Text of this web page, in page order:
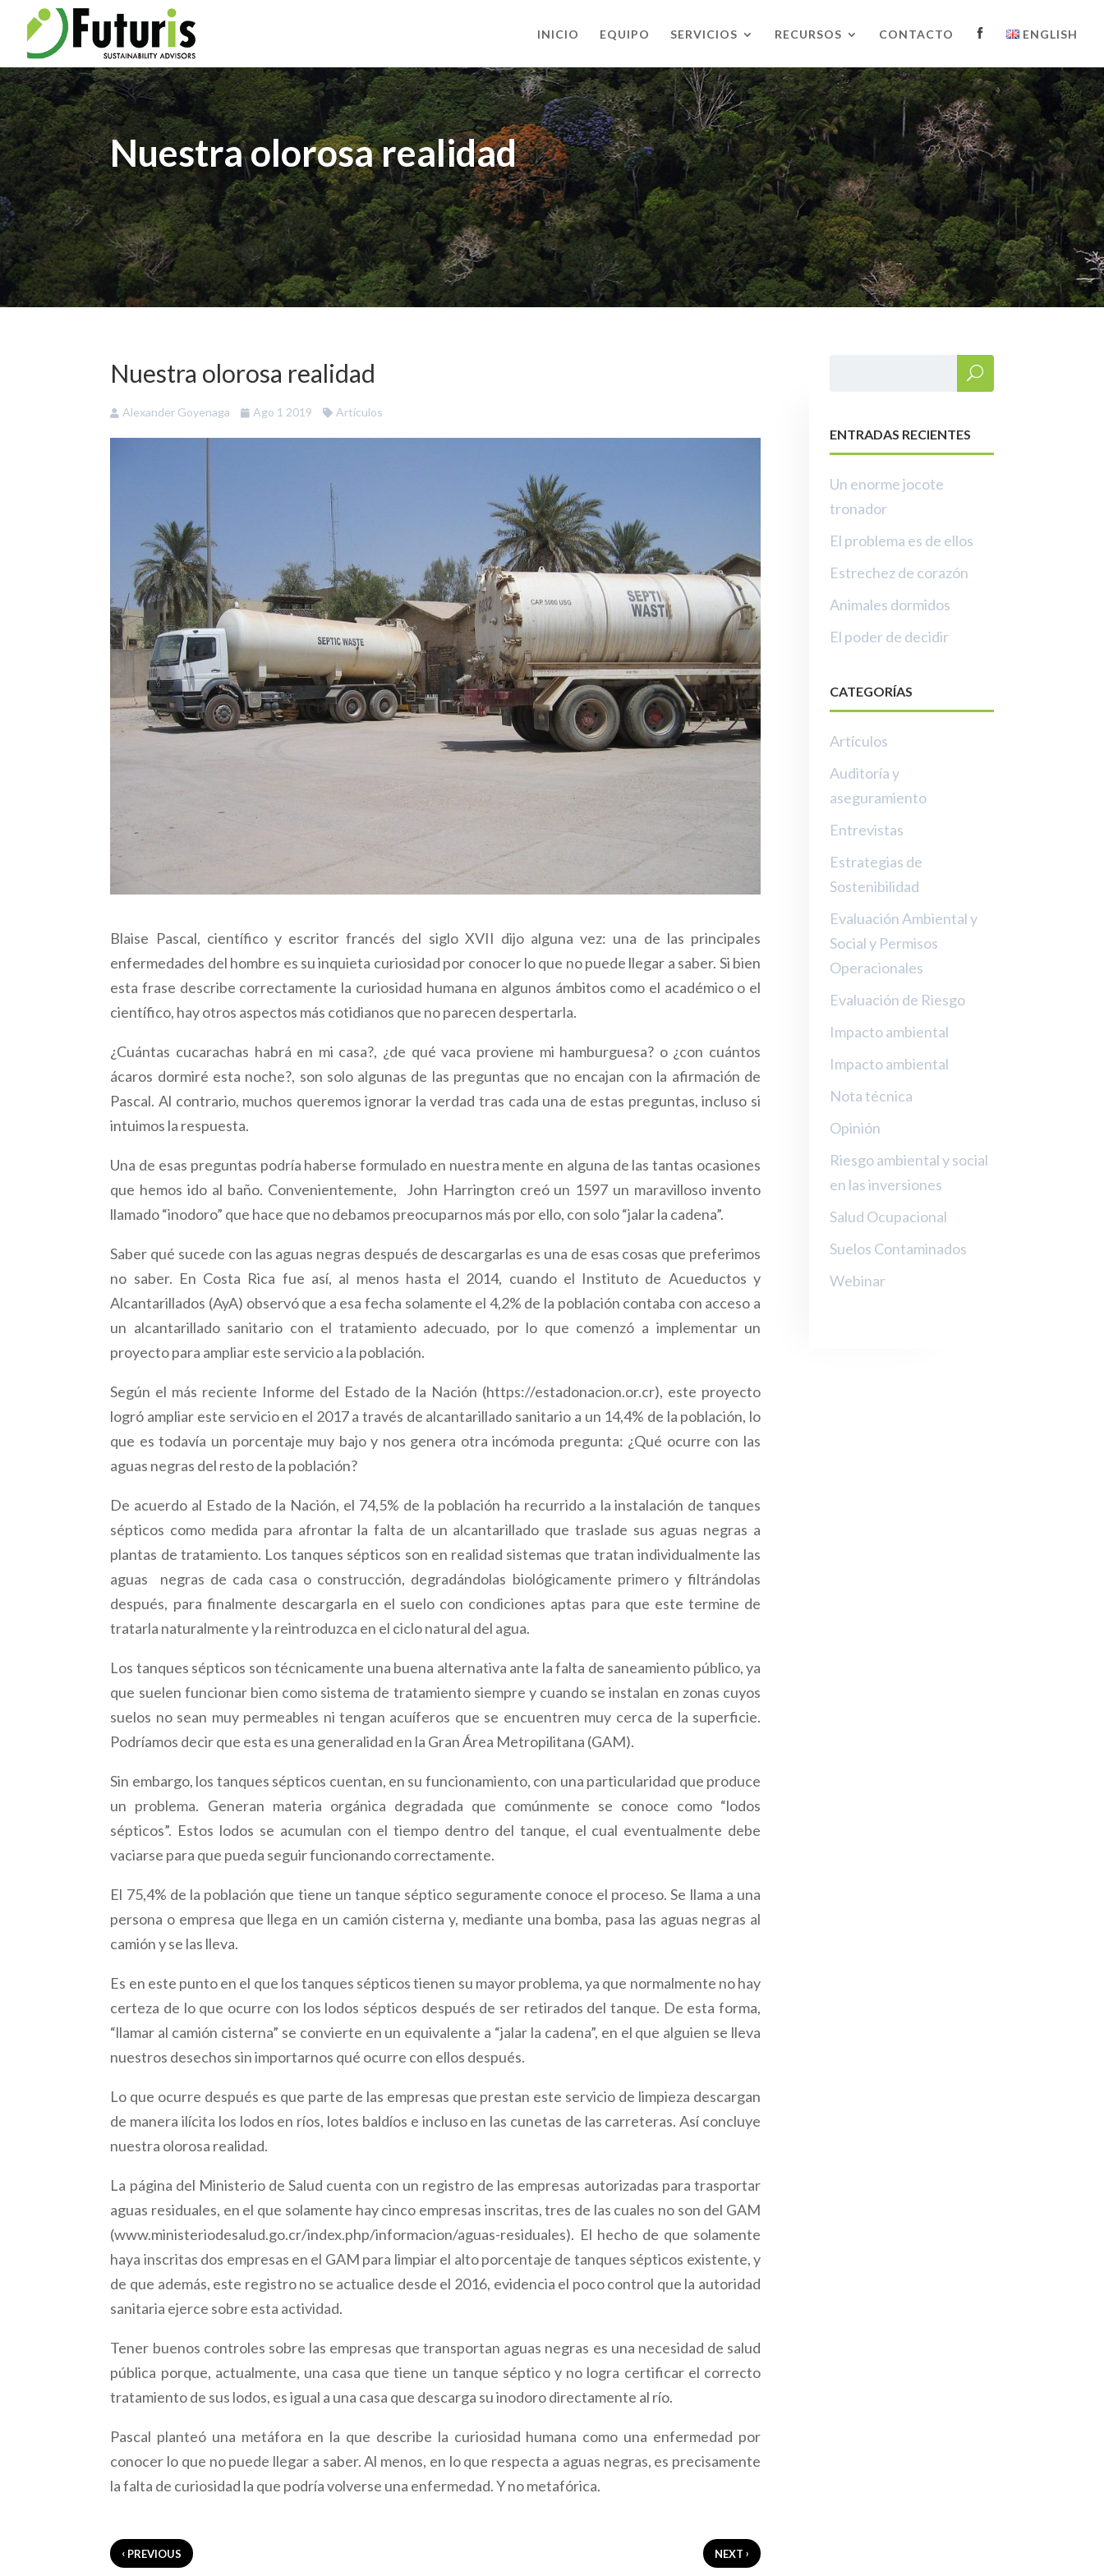
INICIO EQUIPO SERVICIOS RECURSOS CONTACTO ENGLISH
Nuestra olorosa realidad
Nuestra olorosa realidad
Alexander Goyenaga Ago 1 2019 Artículos
Blaise Pascal, científico y escritor francés del siglo XVII dijo alguna vez: una de las principales
enfermedades del hombre es su inquieta curiosidad por conocer lo que no puede llegar a saber. Si bien
esta frase describe correctamente la curiosidad humana en algunos ámbitos como el académico o el
científico, hay otros aspectos más cotidianos que no parecen despertarla.
¿Cuántas cucarachas habrá en mi casa?, ¿de qué vaca proviene mi hamburguesa? o ¿con cuántos
ácaros dormiré esta noche?, son solo algunas de las preguntas que no encajan con la afirmación de
Pascal. Al contrario, muchos queremos ignorar la verdad tras cada una de estas preguntas, incluso si
intuimos la respuesta.
Una de esas preguntas podría haberse formulado en nuestra mente en alguna de las tantas ocasiones
que hemos ido al baño. Convenientemente, John Harrington creó un 1597 un maravilloso invento
llamado “inodoro” que hace que no debamos preocuparnos más por ello, con solo “jalar la cadena”.
Saber qué sucede con las aguas negras después de descargarlas es una de esas cosas que preferimos
no saber. En Costa Rica fue así, al menos hasta el 2014, cuando el Instituto de Acueductos y
Alcantarillados (AyA) observó que a esa fecha solamente el 4,2% de la población contaba con acceso a
un alcantarillado sanitario con el tratamiento adecuado, por lo que comenzó a implementar un
proyecto para ampliar este servicio a la población.
Según el más reciente Informe del Estado de la Nación (https://estadonacion.or.cr), este proyecto
logró ampliar este servicio en el 2017 a través de alcantarillado sanitario a un 14,4% de la población, lo
que es todavía un porcentaje muy bajo y nos genera otra incómoda pregunta: ¿Qué ocurre con las
aguas negras del resto de la población?
De acuerdo al Estado de la Nación, el 74,5% de la población ha recurrido a la instalación de tanques
sépticos como medida para afrontar la falta de un alcantarillado que traslade sus aguas negras a
plantas de tratamiento. Los tanques sépticos son en realidad sistemas que tratan individualmente las
aguas negras de cada casa o construcción, degradándolas biológicamente primero y filtrándolas
después, para finalmente descargarla en el suelo con condiciones aptas para que este termine de
tratarla naturalmente y la reintroduzca en el ciclo natural del agua.
Los tanques sépticos son técnicamente una buena alternativa ante la falta de saneamiento público, ya
que suelen funcionar bien como sistema de tratamiento siempre y cuando se instalan en zonas cuyos
suelos no sean muy permeables ni tengan acuíferos que se encuentren muy cerca de la superficie.
Podríamos decir que esta es una generalidad en la Gran Área Metropilitana (GAM).
Sin embargo, los tanques sépticos cuentan, en su funcionamiento, con una particularidad que produce
un problema. Generan materia orgánica degradada que comúnmente se conoce como “lodos
sépticos”. Estos lodos se acumulan con el tiempo dentro del tanque, el cual eventualmente debe
vaciarse para que pueda seguir funcionando correctamente.
El 75,4% de la población que tiene un tanque séptico seguramente conoce el proceso. Se llama a una
persona o empresa que llega en un camión cisterna y, mediante una bomba, pasa las aguas negras al
camión y se las lleva.
Es en este punto en el que los tanques sépticos tienen su mayor problema, ya que normalmente no hay
certeza de lo que ocurre con los lodos sépticos después de ser retirados del tanque. De esta forma,
“llamar al camión cisterna” se convierte en un equivalente a “jalar la cadena”, en el que alguien se lleva
nuestros desechos sin importarnos qué ocurre con ellos después.
Lo que ocurre después es que parte de las empresas que prestan este servicio de limpieza descargan
de manera ilícita los lodos en ríos, lotes baldíos e incluso en las cunetas de las carreteras. Así concluye
nuestra olorosa realidad.
La página del Ministerio de Salud cuenta con un registro de las empresas autorizadas para trasportar
aguas residuales, en el que solamente hay cinco empresas inscritas, tres de las cuales no son del GAM
(www.ministeriodesalud.go.cr/index.php/informacion/aguas-residuales). El hecho de que solamente
haya inscritas dos empresas en el GAM para limpiar el alto porcentaje de tanques sépticos existente, y
de que además, este registro no se actualice desde el 2016, evidencia el poco control que la autoridad
sanitaria ejerce sobre esta actividad.
Tener buenos controles sobre las empresas que transportan aguas negras es una necesidad de salud
pública porque, actualmente, una casa que tiene un tanque séptico y no logra certificar el correcto
tratamiento de sus lodos, es igual a una casa que descarga su inodoro directamente al río.
Pascal planteó una metáfora en la que describe la curiosidad humana como una enfermedad por
conocer lo que no puede llegar a saber. Al menos, en lo que respecta a aguas negras, es precisamente
la falta de curiosidad la que podría volverse una enfermedad. Y no metafórica.
‹ PREVIOUS NEXT›
ENTRADAS RECIENTES
Un enorme jocote
tronador
El problema es de ellos
Estrechez de corazón
Animales dormidos
El poder de decidir
CATEGORÍAS
Artículos
Auditoría y
aseguramiento
Entrevistas
Estrategias de
Sostenibilidad
Evaluación Ambiental y
Social y Permisos
Operacionales
Evaluación de Riesgo
Impacto ambiental
Impacto ambiental
Nota técnica
Opinión
Riesgo ambiental y social
en las inversiones
Salud Ocupacional
Suelos Contaminados
Webinar